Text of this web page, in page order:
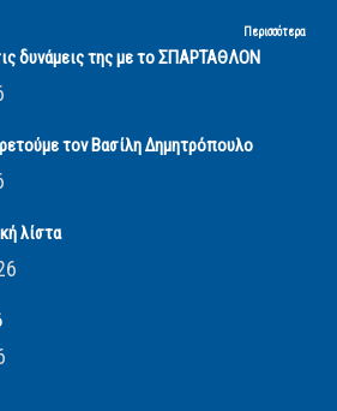
Περισσότερα
δυνάμεις της με το ΣΠΑΡΤΑΘΛΟΝ
τον Βασίλη Δημητρόπουλο
λίστα